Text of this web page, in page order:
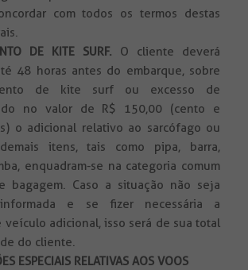
com todos os termos destas
DE KITE SURF. O cliente deverá
48 horas antes do embarque, sobre
de kite surf ou excesso de
no valor de R$ 150,00 (cento e
o adicional relativo ao sarcófago ou
itens, tais como pipa, barra,
enquadram-se na categoria comum
bagagem. Caso a situação não seja
informada e se fizer necessária a
veículo adicional, isso será de sua total
do cliente.
ESPECIAIS RELATIVAS AOS VOOS